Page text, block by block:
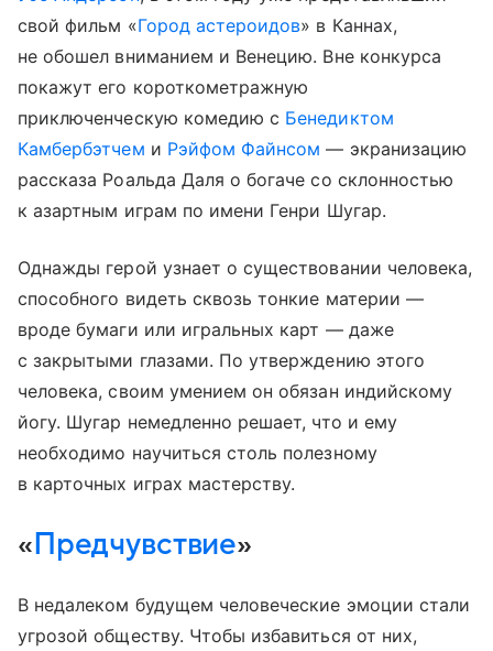
свой фильм «Город астероидов» в Каннах,
не обошел вниманием и Венецию. Вне конкурса
покажут его короткометражную
приключенческую комедию с Бенедиктом
Камбербэтчем и Рэйфом Файнсом — экранизацию
рассказа Роальда Даля о богаче со склонностью
к азартным играм по имени Генри Шугар.
Однажды герой узнает о существовании человека,
способного видеть сквозь тонкие материи —
вроде бумаги или игральных карт — даже
с закрытыми глазами. По утверждению этого
человека, своим умением он обязан индийскому
йогу. Шугар немедленно решает, что и ему
необходимо научиться столь полезному
в карточных играх мастерству.
« Предчувствие»
В недалеком будущем человеческие эмоции стали
угрозой обществу. Чтобы избавиться от них,